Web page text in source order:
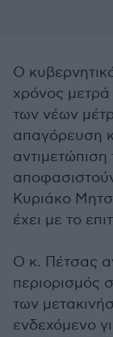
Ο
χρόνος
των νέων
απαγόρευση
Κυριάκο
έχει με το
Ο κ. Πέτσας
περιορισμός
των
ενδεχόμενο